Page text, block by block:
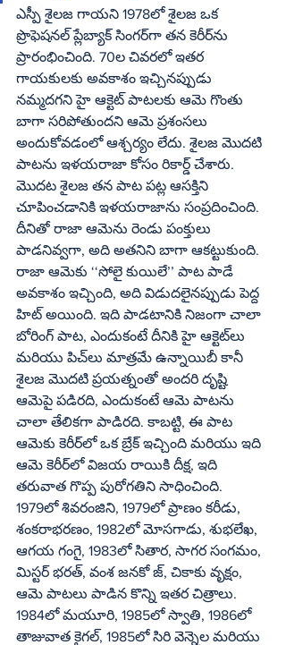
ఎస్పీ శైలజ గాయని 1978లో శైలజ ఒక
ప్రొఫెషనల్‌ ప్లేబ్యాక్‌ సింగర్‌గా తన కెరీర్‌ను
ప్రారంభించింది. 70ల చివరలో ఇతర
గాయకులకు అవకాశం ఇచ్చినప్పుడు
నమ్మదగని హై ఆక్టెట్‌ పాటలకు ఆమె గొంతు
బాగా సరిపోతుందని ఆమె ప్రశంసలు
అందుకోవడంలో ఆశ్చర్యం లేదు. శైలజ మొదటి
పాటను ఇళయరాజా కోసం రికార్డ్‌ చేశారు.
మొదట శైలజ తన పాట పట్ల ఆసక్తిని
చూపించడానికి ఇళయరాజాను సంప్రదించింది.
దీనితో రాజా ఆమెను రెండు పంక్తులు
పాడనివ్వగా, అది అతనిని బాగా ఆకట్టుకుంది.
రాజా ఆమెకు ‘‘సోలై కుయిలే’’ పాట పాడే
అవకాశం ఇచ్చింది, అది విడుదలైనప్పుడు పెద్ద
హిట్‌ అయింది. ఇది పాడటానికి నిజంగా చాలా
బోరింగ్‌ పాట, ఎందుకంటే దీనికి హై ఆక్టెట్‌లు
మరియు పిచ్‌లు మాత్రమే ఉన్నాయిబీ కానీ
శైలజ మొదటి ప్రయత్నంతో అందరి దృష్టి
ఆమెపై పడిరది, ఎందుకంటే ఆమె పాటను
చాలా తేలికగా పాడిరది. కాబట్టి, ఈ పాట
ఆమెకు కెరీర్‌లో ఒక బ్రేక్‌ ఇచ్చింది మరియు ఇది
ఆమె కెరీర్‌లో విజయ రాయికి దీక్ష, ఇది
తరువాత గొప్ప పురోగతిని సాధించింది.
1979లో శివరంజిని, 1979లో ప్రాణం కరీడు,
శంకరాభరణం, 1982లో మోసగాడు, శుభలేఖ,
ఆగయ గంగై, 1983లో సితార, సాగర సంగమం,
మిస్టర్‌ భరత్‌, వంశ జనకో జ్‌, చికాకు వృక్షం,
ఆమె పాటలు పాడిన కొన్ని ఇతర చిత్రాలు.
1984లో మయూరి, 1985లో స్వాతి, 1986లో
తాజువాత కైగల్‌, 1985లో సిరి వెన్నెల మరియు